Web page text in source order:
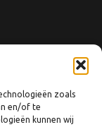
zoals
en/of te
kunnen wij